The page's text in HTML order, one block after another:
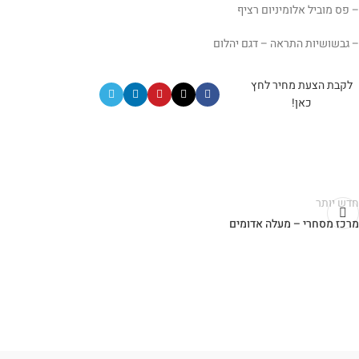
– פס מוביל אלומיניום רציף
–גבשושיות התראה – דגם יהלום
לקבת הצעת מחיר לחץ
כאן!
חדש יותר
מרכז מסחרי – מעלה אדומים